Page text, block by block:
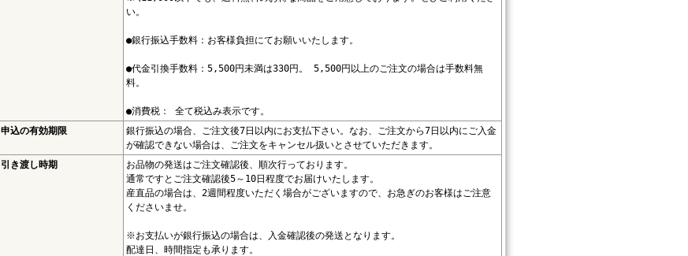
い。
●銀行振込手数料：お客様負担にてお願いいたします。
●代金引換手数料：5,500円未満は330円。 5,500円以上のご注文の場合は手数料無
料。
●消費税： 全て税込み表示です。
申込の有効期限
銀行振込の場合、ご注文後7日以内にお支払下さい。なお、ご注文から7日以内にご入金
が確認できない場合は、ご注文をキャンセル扱いとさせていただきます。
引き渡し時期
お品物の発送はご注文確認後、順次行っております。
通常ですとご注文確認後5～10日程度でお届けいたします。
産直品の場合は、2週間程度いただく場合がございますので、お急ぎのお客様はご注意
くださいませ。
※お支払いが銀行振込の場合は、入金確認後の発送となります。
配達日、時間指定も承ります。